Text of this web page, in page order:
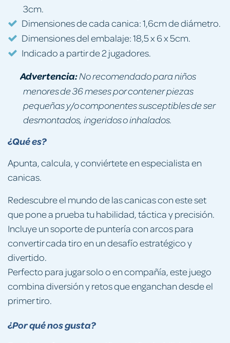
¿Qué es?
Apunta, calcula, y conviértete en especialista en
canicas.
Redescubre el mundo de las canicas con este set
que pone a prueba tu habilidad, táctica y precisión.
Incluye un soporte de puntería con arcos para
convertir cada tiro en un desafío estratégico y
divertido.
Perfecto para jugar solo o en compañía, este juego
combina diversión y retos que enganchan desde el
primer tiro.
¿Por qué nos gusta?
3cm.
Dimensiones de cada canica: 1,6cm de diámetro.
Dimensiones del embalaje: 18,5 x 6 x 5cm.
Indicado a partir de 2 jugadores.
Advertencia:No recomendado para niños
menores de 36 meses por contener piezas
pequeñas y/o componentes susceptibles de ser
desmontados, ingeridos o inhalados.